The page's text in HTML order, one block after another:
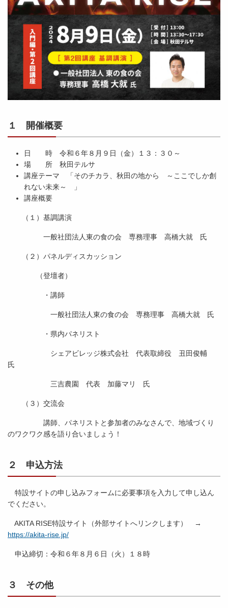
１ 開催概要
日 時 令和６年８月９日（金）１３：３０～
場 所 秋田テルサ
講座テーマ 「そのチカラ、秋田の地から ～ここでしか創
れない未来～ 」
講座概要
（１）基調講演
一般社団法人東の食の会 専務理事 高橋大就 氏
（２）パネルディスカッション
（登壇者）
・講師
一般社団法人東の食の会 専務理事 高橋大就 氏
・県内パネリスト
シェアビレッジ株式会社 代表取締役 丑田俊輔
氏
三吉農園 代表 加藤マリ 氏
（３）交流会
講師、パネリストと参加者のみなさんで、地域づくり
のワクワク感を語り合いましょう！
２ 申込方法
特設サイトの申し込みフォームに必要事項を入力して申し込ん
でください。
AKITA RISE特設サイト（外部サイトへリンクします） →
https://akita-rise.jp/
申込締切：令和６年８月６日（火）１８時
３ その他